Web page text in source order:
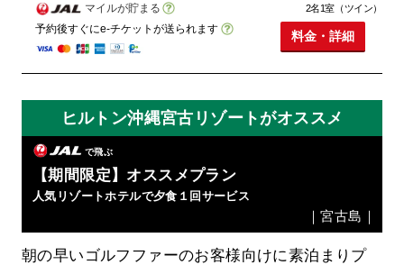
マイルが貯まる
予約後すぐにe-チケットが送られます
2名1室（ツイン）
料金・詳細
ヒルトン沖縄宮古リゾートがオススメ
で飛ぶ
【期間限定】オススメプラン
人気リゾートホテルで夕食１回サービス
｜宮古島｜
朝の早いゴルフファーのお客様向けに素泊まりプ